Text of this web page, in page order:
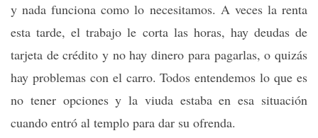
y nada funciona como lo necesitamos. A veces la renta
esta tarde, el trabajo le corta las horas, hay deudas de
tarjeta de crédito y no hay dinero para pagarlas, o quizás
hay problemas con el carro. Todos entendemos lo que es
no tener opciones y la viuda estaba en esa situación
cuando entró al templo para dar su ofrenda.